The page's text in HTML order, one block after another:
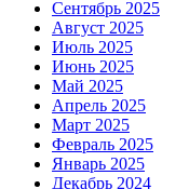
Сентябрь 2025
Август 2025
Июль 2025
Июнь 2025
Май 2025
Апрель 2025
Март 2025
Февраль 2025
Январь 2025
Декабрь 2024